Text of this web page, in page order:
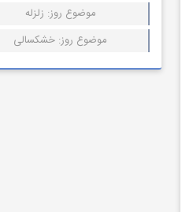
موضوع روز: زلزله
موضوع روز: خشکسالی